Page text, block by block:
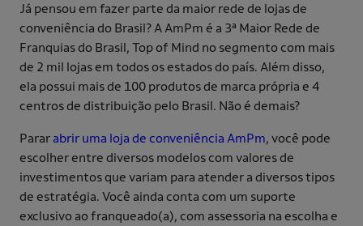
Já pensou em fazer parte da maior rede de lojas de
conveniência do Brasil? A AmPm é a 3ª Maior Rede de
Franquias do Brasil, Top of Mind no segmento com mais
de 2 mil lojas em todos os estados do país. Além disso,
ela possui mais de 100 produtos de marca própria e 4
centros de distribuição pelo Brasil. Não é demais?
Parar abrir uma loja de conveniência AmPm, você pode
escolher entre diversos modelos com valores de
investimentos que variam para atender a diversos tipos
de estratégia. Você ainda conta com um suporte
exclusivo ao franqueado(a), com assessoria na escolha e